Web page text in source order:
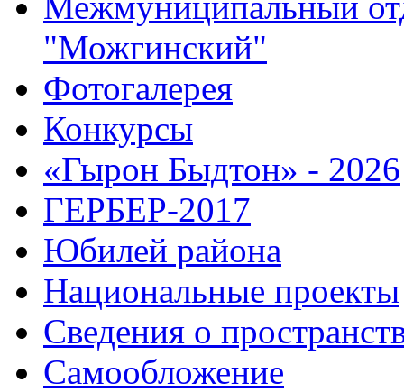
"Можгинский"
Фотогалерея
Конкурсы
«Гырон Быдтон» - 2026
ГЕРБЕР-2017
Юбилей района
Национальные проекты
Сведения о
Самообложение